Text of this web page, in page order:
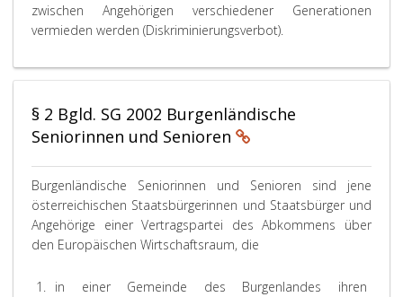
zwischen Angehörigen verschiedener Generationen
vermieden werden (Diskriminierungsverbot).
§ 2 Bgld. SG 2002 Burgenländische
Seniorinnen und Senioren
Burgenländische Seniorinnen und Senioren sind jene
österreichischen Staatsbürgerinnen und Staatsbürger und
Angehörige einer Vertragspartei des Abkommens über
den Europäischen Wirtschaftsraum, die
1. in einer Gemeinde des Burgenlandes ihren